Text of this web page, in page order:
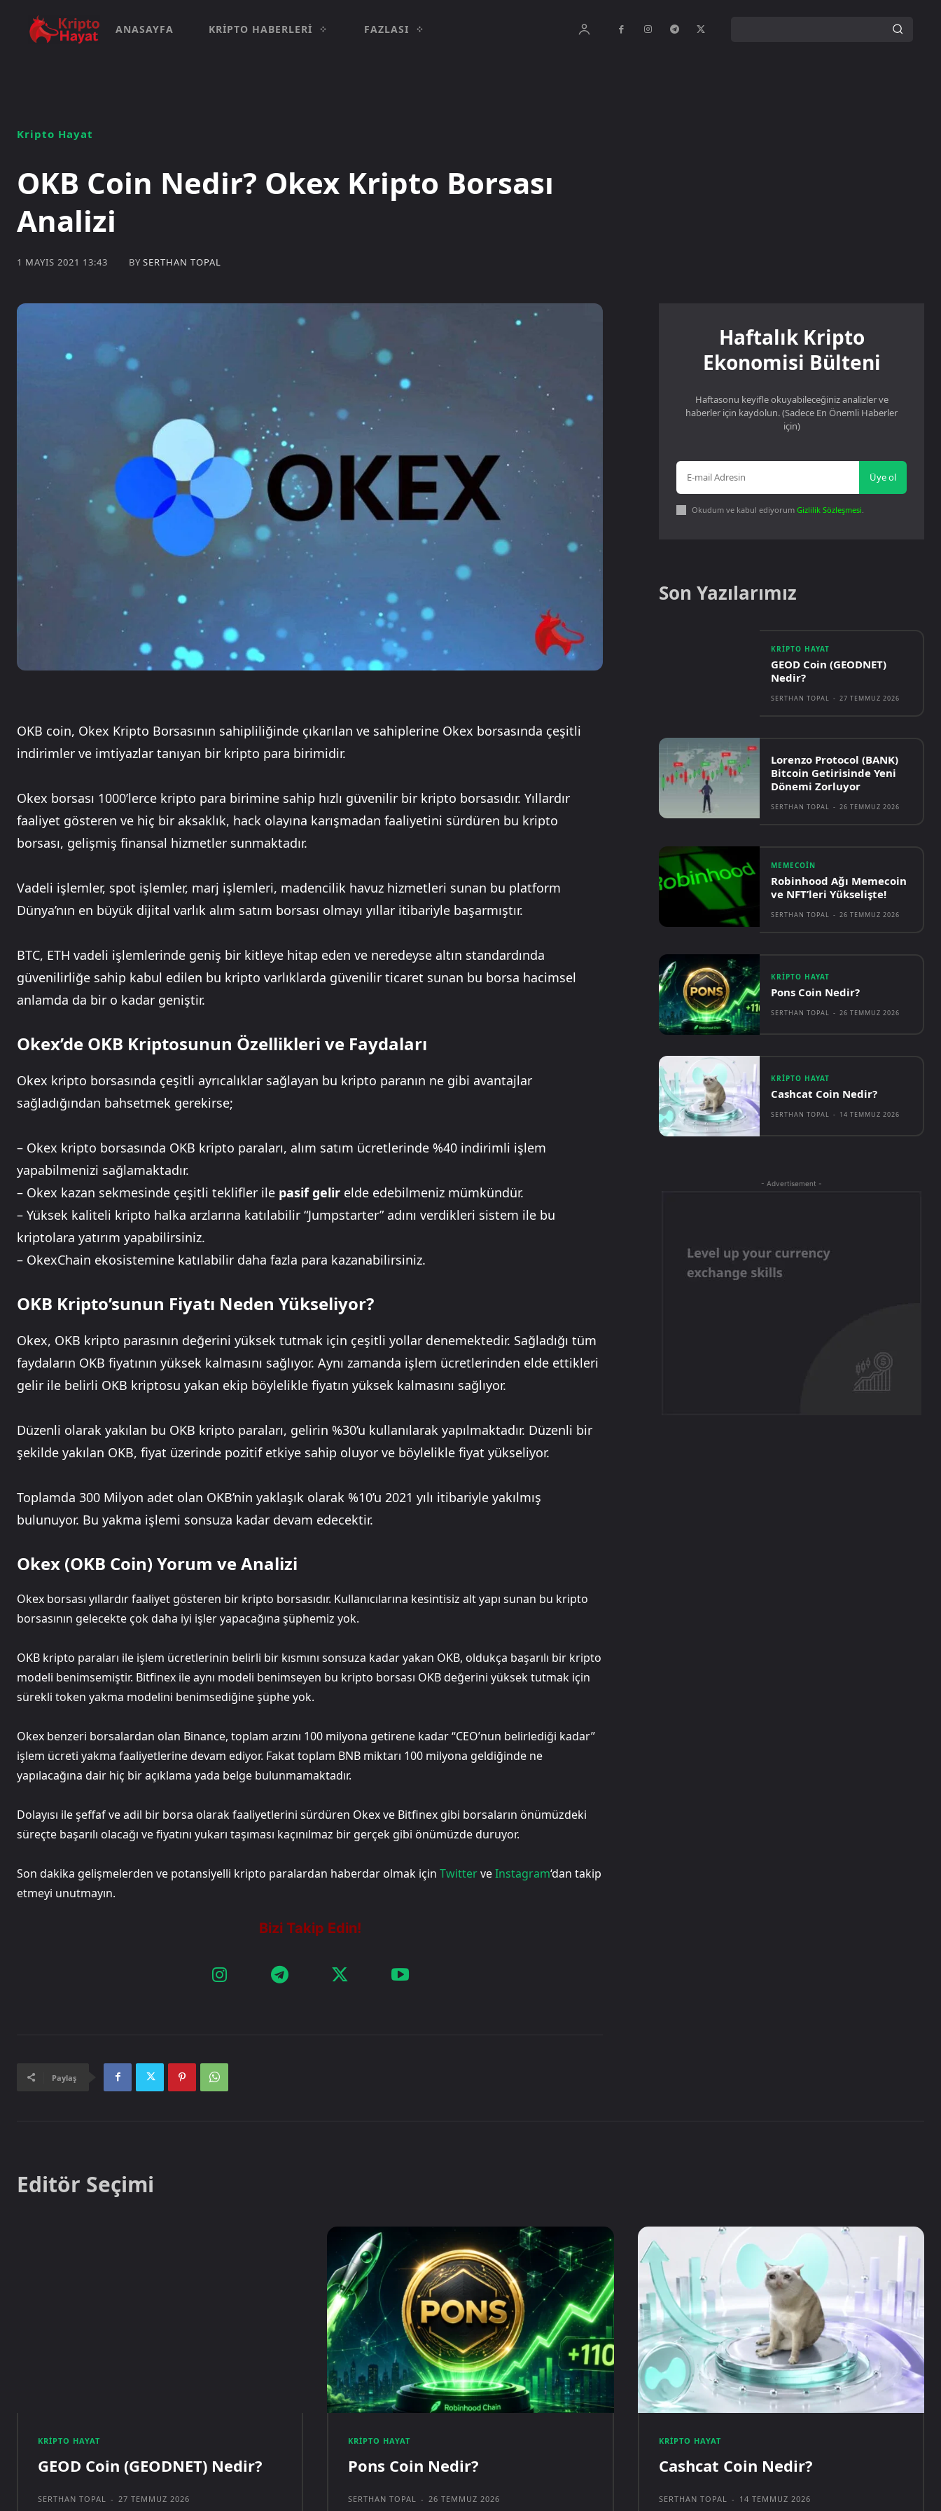
ANASAYFA KRIPTO HABERLERI FAZLASI
Kripto Hayat
OKB Coin Nedir? Okex Kripto Borsası
Analizi
1 MAYIS 2021 13:43 BY SERTHAN TOPAL
OKB coin, Okex Kripto Borsasının sahipliliğinde çıkarılan ve sahiplerine Okex borsasında çeşitli
indirimler ve imtiyazlar tanıyan bir kripto para birimidir.
Okex borsası 1000’lerce kripto para birimine sahip hızlı güvenilir bir kripto borsasıdır. Yıllardır
faaliyet gösteren ve hiç bir aksaklık, hack olayına karışmadan faaliyetini sürdüren bu kripto
borsası, gelişmiş finansal hizmetler sunmaktadır.
Vadeli işlemler, spot işlemler, marj işlemleri, madencilik havuz hizmetleri sunan bu platform
Dünya’nın en büyük dijital varlık alım satım borsası olmayı yıllar itibariyle başarmıştır.
BTC, ETH vadeli işlemlerinde geniş bir kitleye hitap eden ve neredeyse altın standardında
güvenilirliğe sahip kabul edilen bu kripto varlıklarda güvenilir ticaret sunan bu borsa hacimsel
anlamda da bir o kadar geniştir.
Okex’de OKB Kriptosunun Özellikleri ve Faydaları
Okex kripto borsasında çeşitli ayrıcalıklar sağlayan bu kripto paranın ne gibi avantajlar
sağladığından bahsetmek gerekirse;
– Okex kripto borsasında OKB kripto paraları, alım satım ücretlerinde %40 indirimli işlem
yapabilmenizi sağlamaktadır.
– Okex kazan sekmesinde çeşitli teklifler ile pasif gelir elde edebilmeniz mümkündür.
– Yüksek kaliteli kripto halka arzlarına katılabilir “Jumpstarter” adını verdikleri sistem ile bu
kriptolara yatırım yapabilirsiniz.
– OkexChain ekosistemine katılabilir daha fazla para kazanabilirsiniz.
OKB Kripto’sunun Fiyatı Neden Yükseliyor?
Okex, OKB kripto parasının değerini yüksek tutmak için çeşitli yollar denemektedir. Sağladığı tüm
faydaların OKB fiyatının yüksek kalmasını sağlıyor. Aynı zamanda işlem ücretlerinden elde ettikleri
gelir ile belirli OKB kriptosu yakan ekip böylelikle fiyatın yüksek kalmasını sağlıyor.
Düzenli olarak yakılan bu OKB kripto paraları, gelirin %30’u kullanılarak yapılmaktadır. Düzenli bir
şekilde yakılan OKB, fiyat üzerinde pozitif etkiye sahip oluyor ve böylelikle fiyat yükseliyor.
Toplamda 300 Milyon adet olan OKB’nin yaklaşık olarak %10’u 2021 yılı itibariyle yakılmış
bulunuyor. Bu yakma işlemi sonsuza kadar devam edecektir.
Okex (OKB Coin) Yorum ve Analizi
Okex borsası yıllardır faaliyet gösteren bir kripto borsasıdır. Kullanıcılarına kesintisiz alt yapı sunan bu kripto
borsasının gelecekte çok daha iyi işler yapacağına şüphemiz yok.
OKB kripto paraları ile işlem ücretlerinin belirli bir kısmını sonsuza kadar yakan OKB, oldukça başarılı bir kripto
modeli benimsemiştir. Bitfinex ile aynı modeli benimseyen bu kripto borsası OKB değerini yüksek tutmak için
sürekli token yakma modelini benimsediğine şüphe yok.
Okex benzeri borsalardan olan Binance, toplam arzını 100 milyona getirene kadar “CEO’nun belirlediği kadar”
işlem ücreti yakma faaliyetlerine devam ediyor. Fakat toplam BNB miktarı 100 milyona geldiğinde ne
yapılacağına dair hiç bir açıklama yada belge bulunmamaktadır.
Dolayısı ile şeffaf ve adil bir borsa olarak faaliyetlerini sürdüren Okex ve Bitfinex gibi borsaların önümüzdeki
süreçte başarılı olacağı ve fiyatını yukarı taşıması kaçınılmaz bir gerçek gibi önümüzde duruyor.
Son dakika gelişmelerden ve potansiyelli kripto paralardan haberdar olmak için TwitterveInstagram‘dan takip
etmeyi unutmayın.
Paylaş
Haftalık Kripto
Ekonomisi Bülteni
Haftasonu keyifle okuyabileceğiniz analizler ve
haberler için kaydolun. (Sadece En Önemli Haberler
için)
Üye ol
Okudum ve kabul ediyorumGizlilik Sözleşmesi.
Son Yazılarımız
KRIPTO HAYAT
GEOD Coin (GEODNET)
Nedir?
SERTHAN TOPAL - 27 TEMMUZ 2026
Lorenzo Protocol (BANK)
Bitcoin Getirisinde Yeni
Dönemi Zorluyor
SERTHAN TOPAL - 26 TEMMUZ 2026
MEMECOIN
Robinhood Ağı Memecoin
ve NFT’leri Yükselişte!
SERTHAN TOPAL - 26 TEMMUZ 2026
KRIPTO HAYAT
Pons Coin Nedir?
SERTHAN TOPAL - 26 TEMMUZ 2026
KRIPTO HAYAT
Cashcat Coin Nedir?
SERTHAN TOPAL - 14 TEMMUZ 2026
- Advertisement -
Editör Seçimi
KRIPTO HAYAT
GEOD Coin (GEODNET) Nedir?
SERTHAN TOPAL - 27 TEMMUZ 2026
KRIPTO HAYAT
Pons Coin Nedir?
SERTHAN TOPAL - 26 TEMMUZ 2026
KRIPTO HAYAT
Cashcat Coin Nedir?
SERTHAN TOPAL - 14 TEMMUZ 2026